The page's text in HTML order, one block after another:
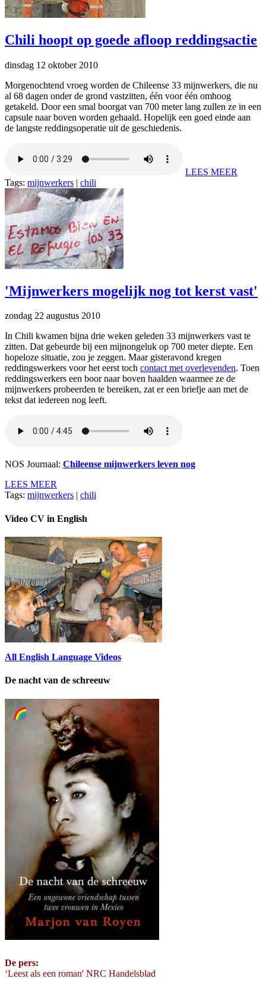
Chili hoopt op goede afloop reddingsactie
dinsdag 12 oktober 2010
Morgenochtend vroeg worden de Chileense 33 mijnwerkers, die nu
al 68 dagen onder de grond vastzitten, één voor één omhoog
getakeld. Door een smal boorgat van 700 meter lang zullen ze in een
capsule naar boven worden gehaald. Hopelijk een goed einde aan
de langste reddingsoperatie uit de geschiedenis.
LEES MEER
Tags: mijnwerkers | chili
'Mijnwerkers mogelijk nog tot kerst vast'
zondag 22 augustus 2010
In Chili kwamen bijna drie weken geleden 33 mijnwerkers vast te
zitten. Dat gebeurde bij een mijnongeluk op 700 meter diepte. Een
hopeloze situatie, zou je zeggen. Maar gisteravond kregen
reddingswerkers voor het eerst toch contact met overlevenden. Toen
reddingswerkers een boor naar boven haalden waarmee ze de
mijnwerkers probeerden te bereiken, zat er een briefje aan met de
tekst dat iedereen nog leeft.
NOS Journaal: Chileense mijnwerkers leven nog
LEES MEER
Tags: mijnwerkers chili
Video CV in English
All English Language Videos
De nacht van de schreeuw
De pers:
‘Leest als een roman' NRC Handelsblad